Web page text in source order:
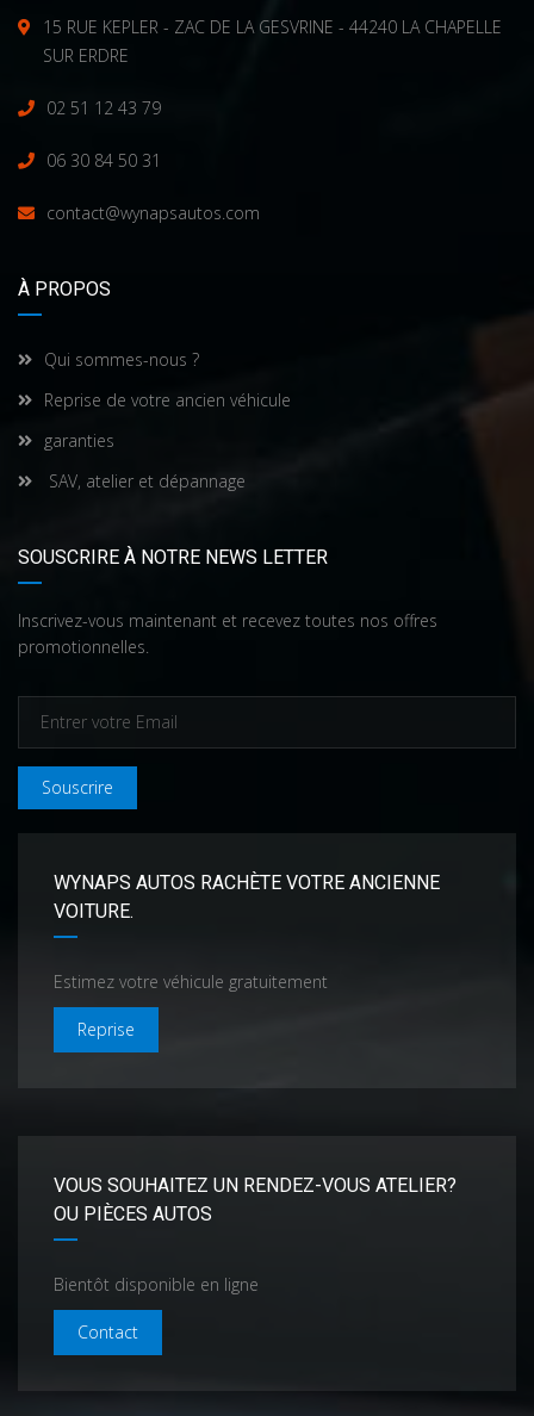
15 RUE KEPLER - ZAC DE LA GESVRINE - 44240 LA CHAPELLE
SUR ERDRE
02 51 12 43 79
06 30 84 50 31
contact@wynapsautos.com
À PROPOS
Qui sommes-nous ?
Reprise de votre ancien véhicule
garanties
SAV, atelier et dépannage
SOUSCRIRE À NOTRE NEWS LETTER
Inscrivez-vous maintenant et recevez toutes nos offres
promotionnelles.
Souscrire
WYNAPS AUTOS RACHÈTE VOTRE ANCIENNE
VOITURE.
Estimez votre véhicule gratuitement
Reprise
VOUS SOUHAITEZ UN RENDEZ-VOUS ATELIER?
OU PIÈCES AUTOS
Bientôt disponible en ligne
Contact